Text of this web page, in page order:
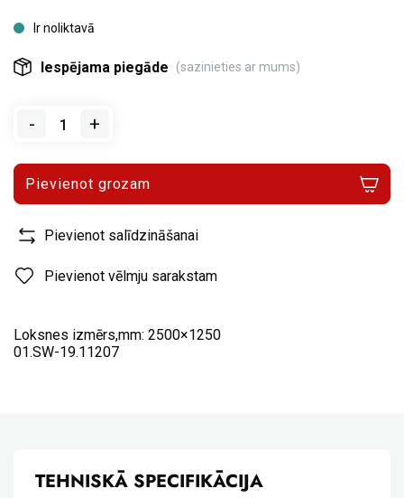
Ir noliktavā
Iespējama piegāde (sazinieties ar mums)
- +
Pievienot grozam
Pievienot salīdzināšanai
Pievienot vēlmju sarakstam
Loksnes izmērs,mm: 2500×1250
01.SW-19.11207
TEHNISKĀ SPECIFIKĀCIJA